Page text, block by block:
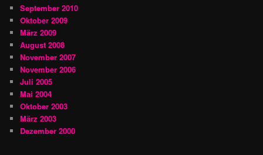
September 2010
Oktober 2009
März 2009
August 2008
November 2007
November 2006
Juli 2005
Mai 2004
Oktober 2003
März 2003
Dezember 2000